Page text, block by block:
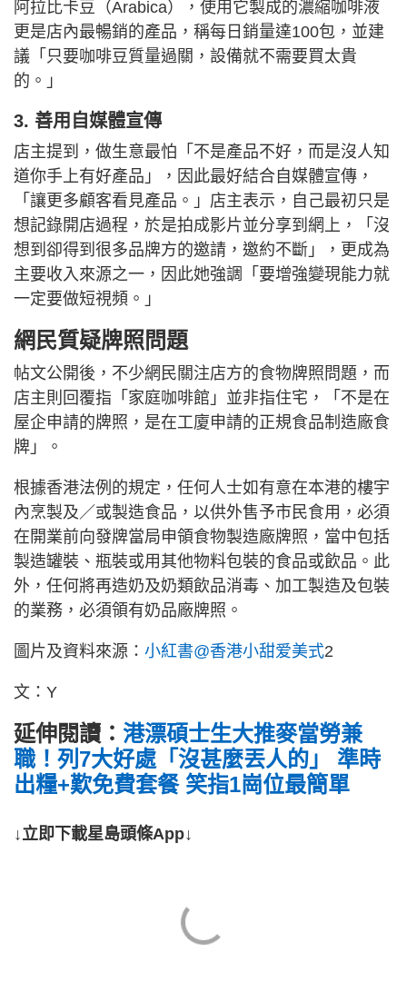
阿拉比卡豆（Arabica），使用它製成的濃縮咖啡液
更是店內最暢銷的產品，稱每日銷量達100包，並建
議「只要咖啡豆質量過關，設備就不需要買太貴
的。」
3. 善用自媒體宣傳
店主提到，做生意最怕「不是產品不好，而是沒人知
道你手上有好產品」，因此最好結合自媒體宣傳，
「讓更多顧客看見產品。」店主表示，自己最初只是
想記錄開店過程，於是拍成影片並分享到網上，「沒
想到卻得到很多品牌方的邀請，邀約不斷」，更成為
主要收入來源之一，因此她強調「要增強變現能力就
一定要做短視頻。」
網民質疑牌照問題
帖文公開後，不少網民關注店方的食物牌照問題，而
店主則回覆指「家庭咖啡館」並非指住宅，「不是在
屋企申請的牌照，是在工廈申請的正規食品制造廠食
牌」。
根據香港法例的規定，任何人士如有意在本港的樓宇
內烹製及／或製造食品，以供外售予市民食用，必須
在開業前向發牌當局申領食物製造廠牌照，當中包括
製造罐裝、瓶裝或用其他物料包裝的食品或飲品。此
外，任何將再造奶及奶類飲品消毒、加工製造及包裝
的業務，必須領有奶品廠牌照。
圖片及資料來源： 小紅書@香港小甜爱美式2
文：Y
延伸閱讀： 港漂碩士生大推麥當勞兼
職！列7大好處「沒甚麼丟人的」 準時
出糧+歎免費套餐 笑指1崗位最簡單
↓立即下載星島頭條App↓